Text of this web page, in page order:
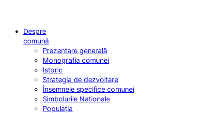
Despre
comună
Prezentare generală
Monografia comunei
Istoric
Strategia de dezvoltare
Însemnele specifice comunei
Simbolurile Naționale
Populația